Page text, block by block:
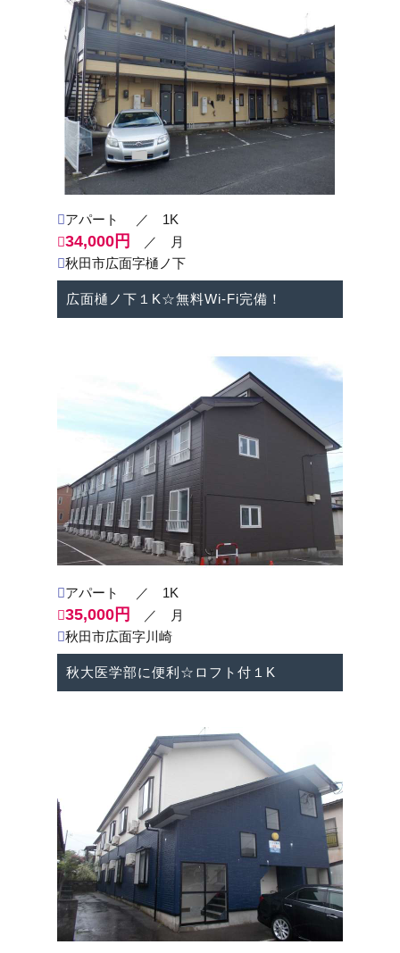
2023-03-09
この度、当社ホームページをリニューアルいたしまし
スマートフォンなどのモバイル端末からも物件情報が
より見やすくなっていますので、皆様の秋田の住まい
探しにお役立てください。
アイケー不動産センターを、今後ともよろしくお願い
いたします。
アパート ／ 1K
34,000円
／ 月
秋田市広面字樋ノ下
広面樋ノ下１K☆無料Wi-Fi完備！
アパート ／ 1K
35,000円
／ 月
秋田市広面字川崎
秋大医学部に便利☆ロフト付１K